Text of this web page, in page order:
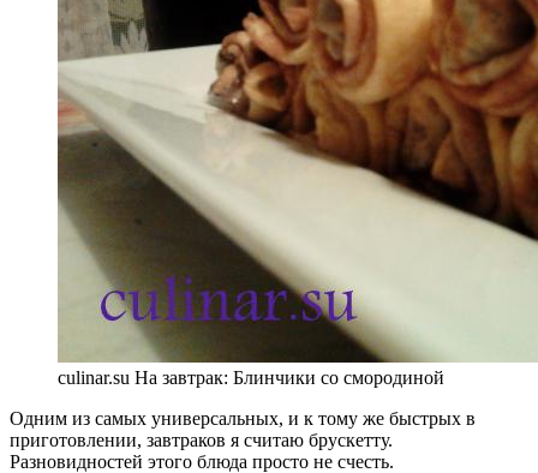
culinar.su На завтрак: Блинчики со смородиной
Одним из самых универсальных, и к тому же быстрых в
приготовлении, завтраков я считаю брускетту.
Разновидностей этого блюда просто не счесть.